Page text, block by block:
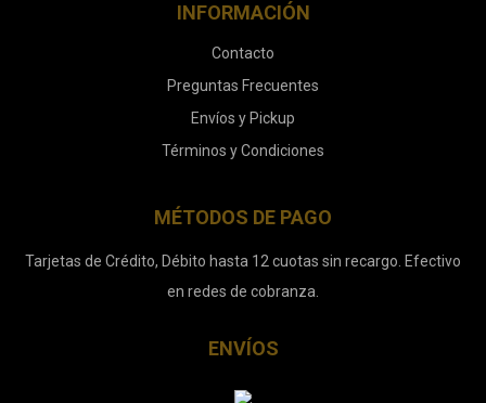
INFORMACIÓN
Contacto
Preguntas Frecuentes
Envíos y Pickup
Términos y Condiciones
MÉTODOS DE PAGO
Tarjetas de Crédito, Débito hasta 12 cuotas sin recargo. Efectivo
en redes de cobranza.
ENVÍOS